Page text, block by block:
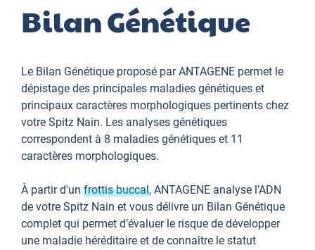
Bilan Génétique
Le Bilan Génétique proposé par ANTAGENE permet le
dépistage des principales maladies génétiques et
principaux caractères morphologiques pertinents chez
votre Spitz Nain. Les analyses génétiques
correspondent à 8 maladies génétiques et 11
caractères morphologiques.
À partir d'un frottis buccal, ANTAGENE analyse l’ADN
de votre Spitz Nain et vous délivre un Bilan Génétique
complet qui permet d’évaluer le risque de développer
une maladie héréditaire et de connaître le statut